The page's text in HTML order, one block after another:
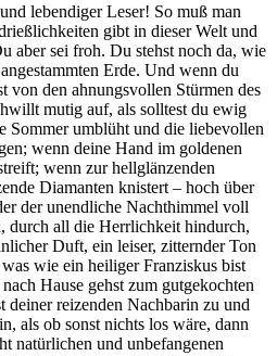
lebendiger Leser! So muß man
gibt in dieser Welt und
aber sei froh. Du stehst noch da, wie
Erde. Und wenn du
von den ahnungsvollen Stürmen des
mutig auf, als solltest du ewig
Sommer umblüht und die liebevollen
wenn deine Hand im goldenen
wenn zur hellglänzenden
Diamanten knistert – hoch über
der unendliche Nachthimmel voll
durch all die Herrlichkeit hindurch,
Duft, ein leiser, zitternder Ton
wie ein heiliger Franziskus bist
Hause gehst zum gutgekochten
deiner reizenden Nachbarin zu und
als ob sonst nichts los wäre, dann
natürlichen und unbefangenen